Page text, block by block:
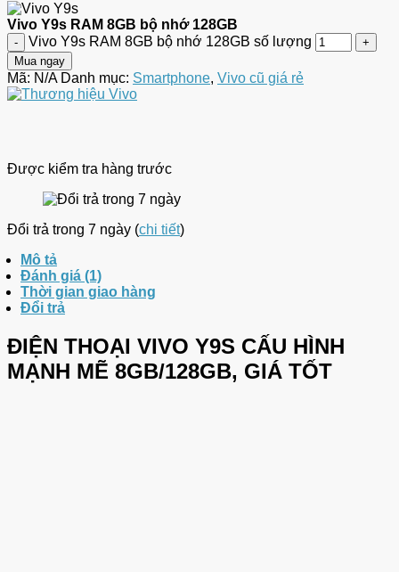
Vivo Y9s RAM 8GB bộ nhớ 128GB
Vivo Y9s RAM 8GB bộ nhớ 128GB số lượng
Mua ngay
Mã: N/A Danh mục: Smartphone, Vivo cũ giá rẻ
Được kiểm tra hàng trước
Đổi trả trong 7 ngày (chi tiết)
Mô tả
Đánh giá (1)
Thời gian giao hàng
Đổi trả
ĐIỆN THOẠI VIVO Y9S CẤU HÌNH
MẠNH MẼ 8GB/128GB, GIÁ TỐT